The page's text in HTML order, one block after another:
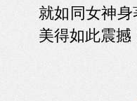
就如同女神
美得如此震撼